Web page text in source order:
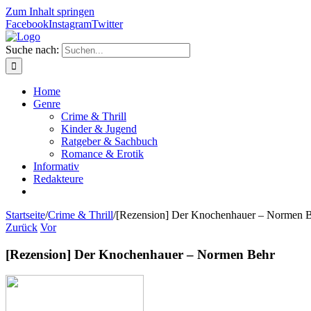
Zum Inhalt springen
FacebookInstagramTwitter
Suche nach:
Home
Genre
Crime & Thrill
Kinder & Jugend
Ratgeber & Sachbuch
Romance & Erotik
Informativ
Redakteure
Startseite/Crime & Thrill/[Rezension] Der Knochenhauer – Normen
Zurück Vor
[Rezension] Der Knochenhauer – Normen Behr